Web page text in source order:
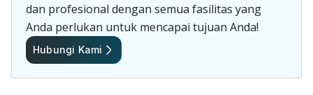
dan profesional dengan semua fasilitas yang
Anda perlukan untuk mencapai tujuan Anda!
Hubungi Kami